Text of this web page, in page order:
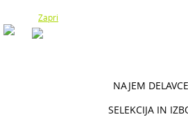
Zapri
NAJEM
SELEKCIJA IN